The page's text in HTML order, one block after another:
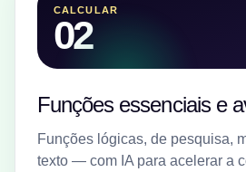
CALCULAR
02
Funções essenciais e
Funções lógicas, de pesquisa,
texto — com IA para acelerar a